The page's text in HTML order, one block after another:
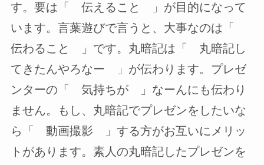
す。要は「 伝えること 」が目的になって
います。言葉遊びで言うと、大事なのは「
伝わること 」です。丸暗記は「 丸暗記し
てきたんやろなー 」が伝わります。プレゼ
ンターの「 気持ちが 」なーんにも伝わり
ません。もし、丸暗記でプレゼンをしたいな
ら「 動画撮影 」する方がお互いにメリッ
トがあります。素人の丸暗記したプレゼンを